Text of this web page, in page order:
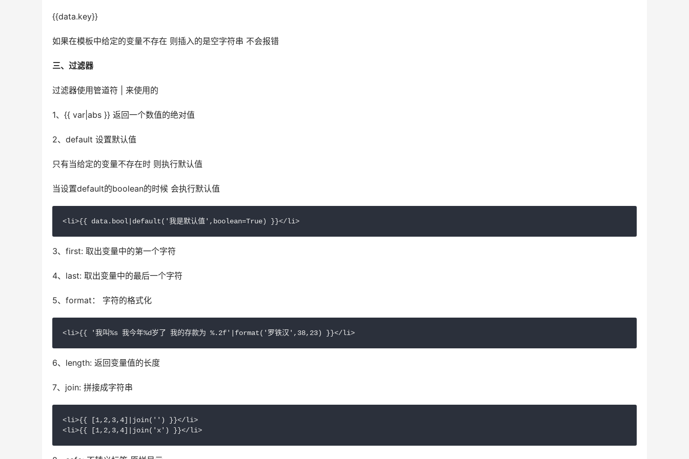
{{data.key}}
如果在模板中给定的变量不存在 则插入的是空字符串 不会报错
三、过滤器
过滤器使用管道符 | 来使用的
1、{{ var|abs }} 返回一个数值的绝对值
2、default 设置默认值
只有当给定的变量不存在时 则执行默认值
当设置default的boolean的时候 会执行默认值
<li>{{ data.bool|default('我是默认值',boolean=True) }}</li>
3、first: 取出变量中的第一个字符
4、last: 取出变量中的最后一个字符
5、format： 字符的格式化
<li>{{ '我叫%s 我今年%d岁了 我的存款为 %.2f'|format('罗铁汉',38,23) }}</li>
6、length: 返回变量值的长度
7、join: 拼接成字符串
<li>{{ [1,2,3,4]|join('') }}</li>
<li>{{ [1,2,3,4]|join('x') }}</li>